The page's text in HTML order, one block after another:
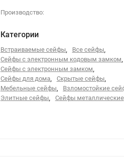
Производство:
Категории
Встраиваемые сейфы, Все сейфы,
Сейфы с электронным кодовым замком,
Сейфы с электронным замком,
Сейфы для дома, Скрытые сейфы,
Мебельные сейфы, Взломостойкие
Элитные сейфы, Сейфы металлические